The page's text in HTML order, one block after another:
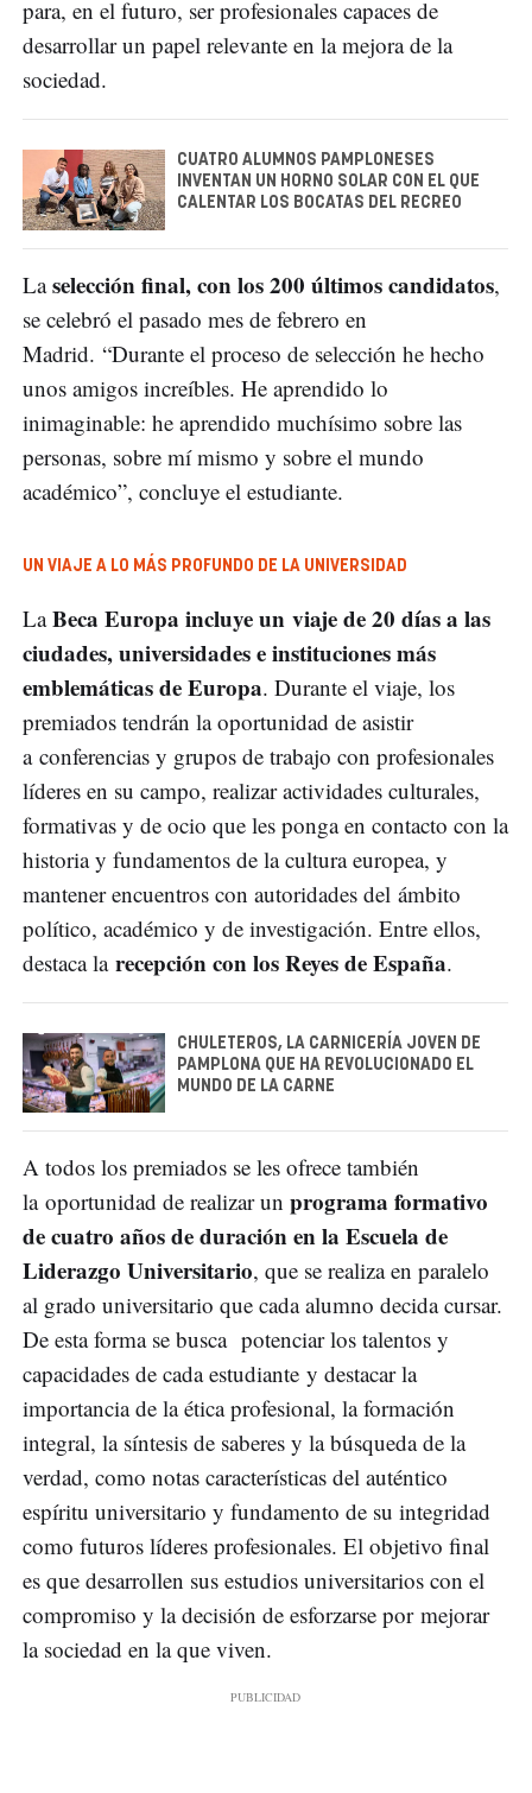
para, en el futuro, ser profesionales capaces de
desarrollar un papel relevante en la mejora de la
sociedad.
CUATRO ALUMNOS PAMPLONESES
INVENTAN UN HORNO SOLAR CON EL QUE
CALENTAR LOS BOCATAS DEL RECREO
Laselección final, con los 200 últimos candidatos,
se celebró el pasado mes de febrero en
Madrid. “Durante el proceso de selección he hecho
unos amigos increíbles. He aprendido lo
inimaginable: he aprendido muchísimo sobre las
personas, sobre mí mismo y sobre el mundo
académico”, concluye el estudiante.
UN VIAJE A LO MÁS PROFUNDO DE LA UNIVERSIDAD
LaBeca Europa incluye un viaje de 20 días a las
ciudades, universidades e instituciones más
emblemáticas de Europa. Durante el viaje, los
premiados tendrán la oportunidad de asistir
a conferencias y grupos de trabajo con profesionales
líderes en su campo, realizar actividades culturales,
formativas y de ocio que les ponga en contacto con la
historia y fundamentos de la cultura europea, y
mantener encuentros con autoridades del ámbito
político, académico y de investigación. Entre ellos,
destaca larecepción con los Reyes de España.
CHULETEROS, LA CARNICERÍA JOVEN DE
PAMPLONA QUE HA REVOLUCIONADO EL
MUNDO DE LA CARNE
A todos los premiados se les ofrece también
la oportunidad de realizar un programa formativo
de cuatro años de duración en la Escuela de
Liderazgo Universitario, que se realiza en paralelo
al grado universitario que cada alumno decida cursar.
De esta forma se busca potenciar los talentos y
capacidades de cada estudiante y destacar la
importancia de la ética profesional, la formación
integral, la síntesis de saberes y la búsqueda de la
verdad, como notas características del auténtico
espíritu universitario y fundamento de su integridad
como futuros líderes profesionales. El objetivo final
es que desarrollen sus estudios universitarios con el
compromiso y la decisión de esforzarse por mejorar
la sociedad en la que viven.